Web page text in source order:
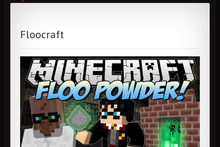
Floocraft